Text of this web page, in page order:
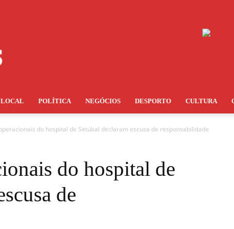
LOCAL POLÍTICA NEGÓCIOS DESPORTO CULTURA
do hospital de Setúbal declaram escusa de responsabilidade
do hospital de
de